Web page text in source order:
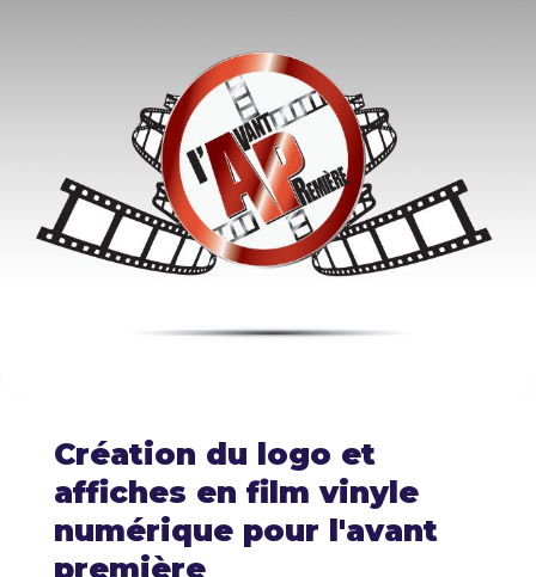
Création du logo et
affiches en film vinyle
numérique pour l'avant
première